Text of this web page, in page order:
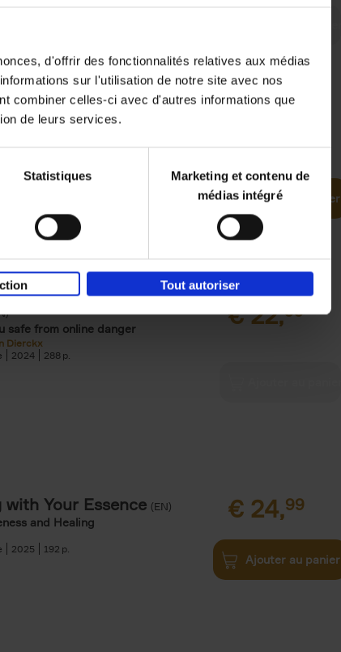
d'offrir des fonctionnalités relatives aux médias
sur l'utilisation de notre site avec nos
combiner celles-ci avec d'autres informations que
de leurs services.
Statistiques
Marketing et contenu de
médias intégré
Tout autoriser
of Happiness (EN)
times
€24,99
Ajouter au panier
safe from online danger
Dierckx
2024 288
€22,99
Your Essence (EN)
and Healing
2025 192
€ 24,99
Ajouter au panier